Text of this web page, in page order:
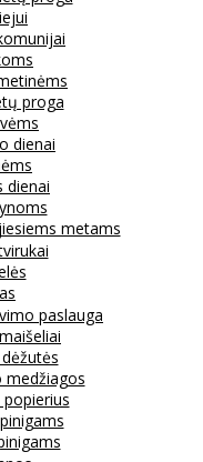
proga
dienai
dienai
metams
paslauga
medžiagos